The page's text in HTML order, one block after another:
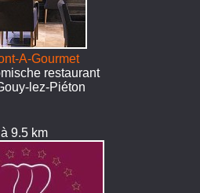
A-Gourmet
restaurant
lez-Piéton
à 9.5 km